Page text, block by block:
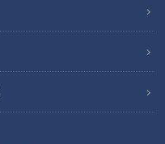
海地方の魅力を紹介】グル
ハイヒールのモモコ姉さん